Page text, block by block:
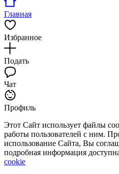
Главная
Избранное
Подать
Чат
Профиль
Этот Сайт использует файлы
работы пользователей с ним.
использование Сайта, Вы
подробная информация
cookie